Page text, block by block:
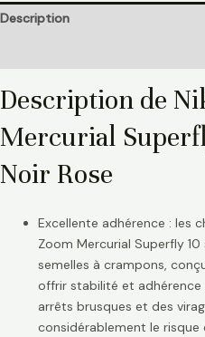
Description
Description de
Mercurial
Noir Rose
Excellente adhérence : les
Zoom Mercurial Superfly
semelles à crampons,
offrir stabilité et adhérence
arrêts brusques et des
considérablement le